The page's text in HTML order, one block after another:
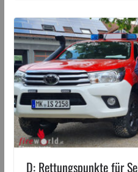
D: Rettungspunkte für